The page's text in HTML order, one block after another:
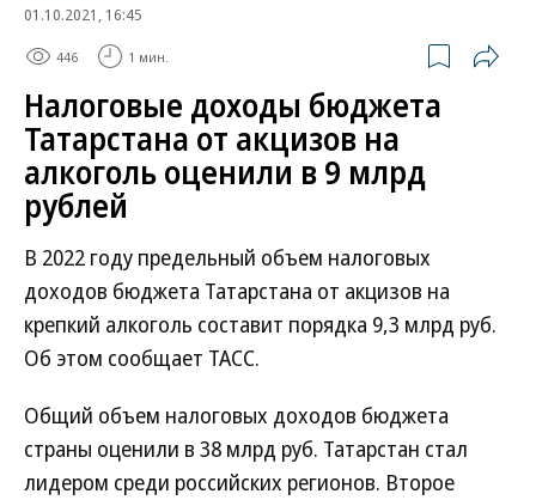
01.10.2021, 16:45
446 1 мин.
Налоговые доходы бюджета
Татарстана от акцизов на
алкоголь оценили в 9 млрд
рублей
В 2022 году предельный объем налоговых
доходов бюджета Татарстана от акцизов на
крепкий алкоголь составит порядка 9,3 млрд руб.
Об этом сообщает ТАСС.
Общий объем налоговых доходов бюджета
страны оценили в 38 млрд руб. Татарстан стал
лидером среди российских регионов. Второе